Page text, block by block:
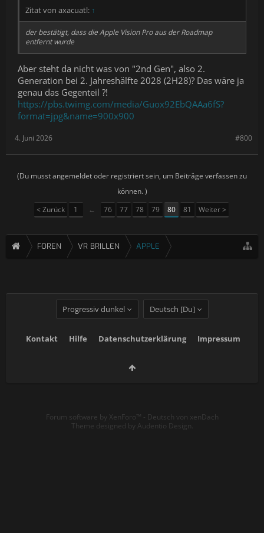
Zitat von axacuatl: ↑
der bestätigt, dass die Apple Vision Pro aus der Roadmap
entfernt wurde
Aber steht da nicht was von "2nd Gen", also 2.
Generation bei 2. Jahreshälfte 2028 (2H28)? Das wäre ja
genau das Gegenteil ?!
https://pbs.twimg.com/media/Guox92EbQAAa6fS?
format=jpg&name=900x900
#800
4. Juni 2026
(Du musst angemeldet oder registriert sein, um Beiträge verfassen zu
können. )
< Zurück
1 ← 76 77 78 79 80 81 Weiter >
FOREN VR BRILLEN APPLE
Progressiv dunkel Deutsch [Du]
Kontakt Hilfe Datenschutzerklärung Impressum
Forum software by XenForo™ - Deutsch von xenDach
Theme designed by Audentio Design.